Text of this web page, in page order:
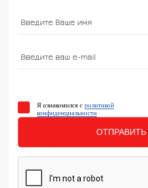
ОТПРАВИТЬ
Я ознакомился с политикой
конфиденциальности